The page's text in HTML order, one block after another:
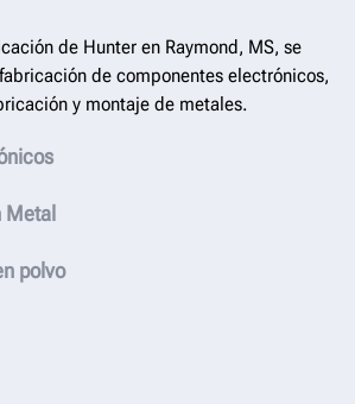
de Hunter en Raymond, MS, se
de componentes electrónicos,
y montaje de metales.
polvo